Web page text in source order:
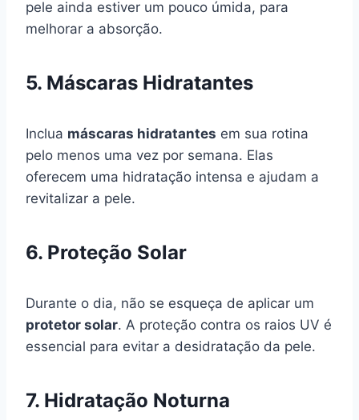
pele ainda estiver um pouco úmida, para
melhorar a absorção.
5. Máscaras Hidratantes
Inclua máscaras hidratantes em sua rotina
pelo menos uma vez por semana. Elas
oferecem uma hidratação intensa e ajudam a
revitalizar a pele.
6. Proteção Solar
Durante o dia, não se esqueça de aplicar um
protetor solar. A proteção contra os raios UV é
essencial para evitar a desidratação da pele.
7. Hidratação Noturna